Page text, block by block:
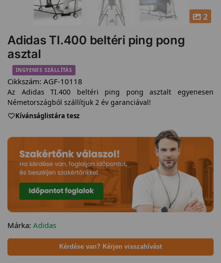
2
Adidas TI.400 beltéri ping pong
asztal
INGYENES SZÁLLÍTÁS
Cikkszám: AGF-10118
Az Adidas TI.400 beltéri ping pong asztalt egyenesen
Németországból szállítjuk 2 év garanciával!
Kívánságlistára tesz
Márka: Adidas
Kérdése van? Kérjen visszahívást